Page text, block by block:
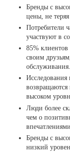
Бренды с
цены, не
Потребители
участвуют в
85% клиентов
своим
обслуживания.
Исследования
высоком
Люди более
чем о
Бренды с
низкий